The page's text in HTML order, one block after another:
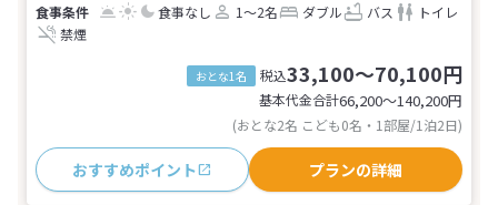
食事なし 1～2名 ダブル バス
トイレ
禁煙
おとな1名 税込33,100～70,100円
基本代金合計66,200〜140,200円
(おとな2名 こども0名・1部屋/1泊2日)
おすすめポイント プランの詳細